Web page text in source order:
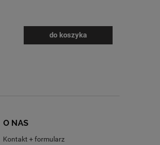
do koszyka
O NAS
Kontakt + formularz